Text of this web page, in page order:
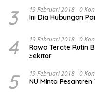
3 19 Februari 2018 0
Ini Dia Hubungan
4 19 Februari 2018 0
Rawa Terate Rutin
Sekitar
5 19 Februari 2018 0
NU Minta